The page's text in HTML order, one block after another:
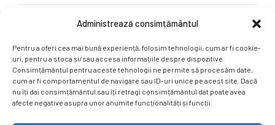
Administrează consimțământul
Pentru a oferi cea mai bună experiență, folosim tehnologii, cum ar fi cookie-
uri, pentru a stoca și/sau accesa informațiile despre dispozitive.
Consimțământul pentru aceste tehnologii ne permite să procesăm date,
cum ar fi comportamentul de navigare sau ID-uri unice pe acest site. Dacă
nu îți dai consimțământul sau îți retragi consimțământul dat poate avea
afecte negative asupra unor anumite funcționalități și funcții.
Ne puteți găsi și pe rețelele sociale.